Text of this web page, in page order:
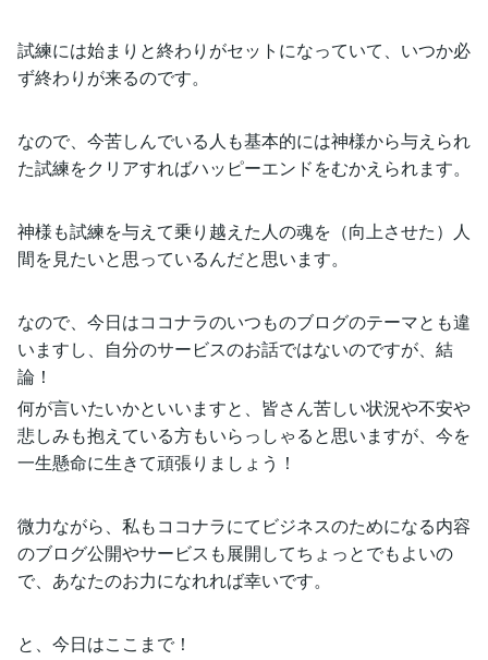
試練には始まりと終わりがセットになっていて、いつか必
ず終わりが来るのです。
なので、今苦しんでいる人も基本的には神様から与えられ
た試練をクリアすればハッピーエンドをむかえられます。
神様も試練を与えて乗り越えた人の魂を（向上させた）人
間を見たいと思っているんだと思います。
なので、今日はココナラのいつものブログのテーマとも違
いますし、自分のサービスのお話ではないのですが、結
論！
何が言いたいかといいますと、皆さん苦しい状況や不安や
悲しみも抱えている方もいらっしゃると思いますが、今を
一生懸命に生きて頑張りましょう！
微力ながら、私もココナラにてビジネスのためになる内容
のブログ公開やサービスも展開してちょっとでもよいの
で、あなたのお力になれれば幸いです。
と、今日はここまで！